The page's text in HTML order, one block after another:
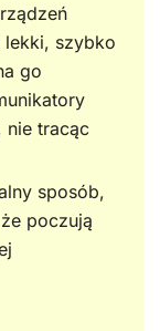
lekki, szybko
go
nie tracąc
sposób,
poczują